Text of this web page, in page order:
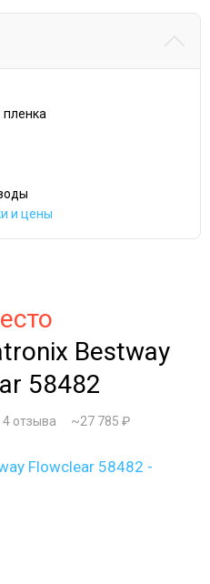
пленка
и цены
Bestway
58482
4 отзыва ~27 785 ₽